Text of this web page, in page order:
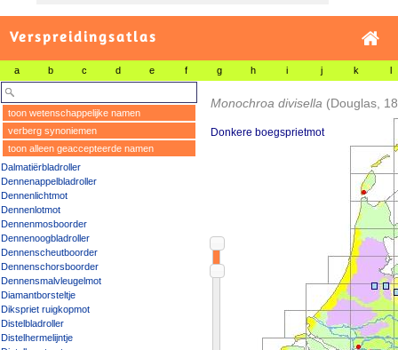
Verspreidingsatlas
a b c d e f g h i j k l
toon wetenschappelijke namen
verberg synoniemen
toon alleen geaccepteerde namen
Dalmatiërbladroller
Dennenappelbladroller
Dennenlichtmot
Dennenlotmot
Dennenmosboorder
Dennenoogbladroller
Dennenscheutboorder
Dennenschorsboorder
Dennensmalvleugelmot
Diamantborsteltje
Dikspriet ruigkopmot
Distelbladroller
Distelhermelijntje
Monochroa divisella (Douglas,
Donkere boegsprietmot